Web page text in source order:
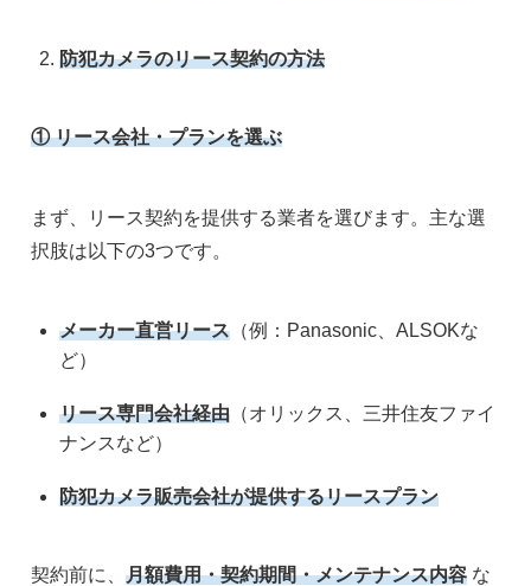
防犯カメラのリース契約の方法
①リース会社・プランを選ぶ
まず、リース契約を提供する業者を選びます。主な選
択肢は以下の3つです。
メーカー直営リース （例：Panasonic、ALSOKな
ど）
リース専門会社経由 （オリックス、三井住友ファイ
ナンスなど）
防犯カメラ販売会社が提供するリースプラン
契約前に、月額費用・契約期間・メンテナンス内容 な